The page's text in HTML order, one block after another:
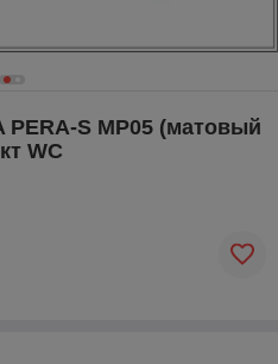
PERA-S MP05 (матовый
WC